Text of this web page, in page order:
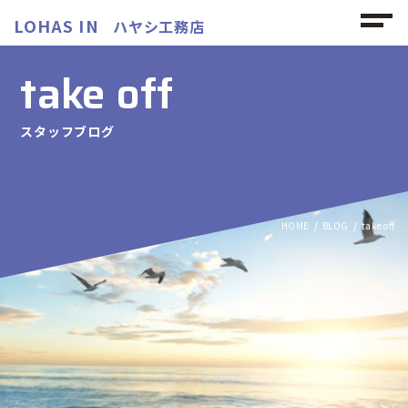
LOHAS IN ハヤシ工務店
take off
スタッフブログ
HOME BLOG take off